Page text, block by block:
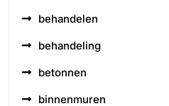
behandelen
behandeling
betonnen
binnenmuren